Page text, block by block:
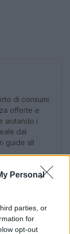
Personal
parties, or
for
opt-out
di consumi
offerte e
aiutando i
dal
guide all